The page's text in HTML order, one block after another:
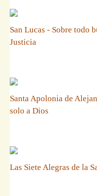
San Lucas - Sobre todo
Justicia
Santa Apolonia de
solo a Dios
Las Siete Alegras de la